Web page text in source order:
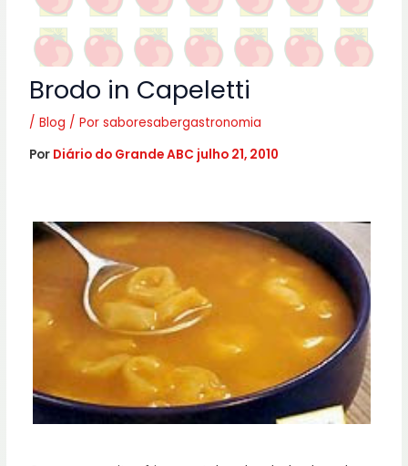
Brodo in Capeletti
/Blog / Porsaboresabergastronomia
Por Diário do Grande ABC julho 21, 2010